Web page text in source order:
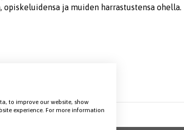
opiskeluidensa ja muiden harrastustensa
to improve our website, show
experience. For more information